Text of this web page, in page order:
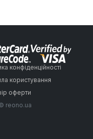
конфіденційності
користування
оферти
reono.ua